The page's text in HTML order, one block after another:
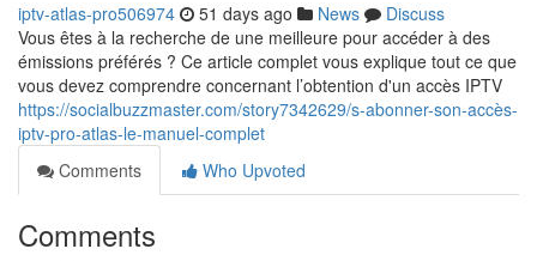
iptv-atlas-pro506974 51 days ago News
Discuss
Vous êtes à la recherche de une meilleure pour accéder à des
émissions préférés ? Ce article complet vous explique tout ce que
vous devez comprendre concernant l’obtention d'un accès IPTV
https://socialbuzzmaster.com/story7342629/s-abonner-son-accès-
iptv-pro-atlas-le-manuel-complet
Comments
Who Upvoted
Comments